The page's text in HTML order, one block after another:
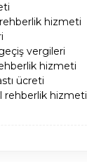
hizmeti
vergileri
hizmeti
ücreti
rehberlik hizmeti